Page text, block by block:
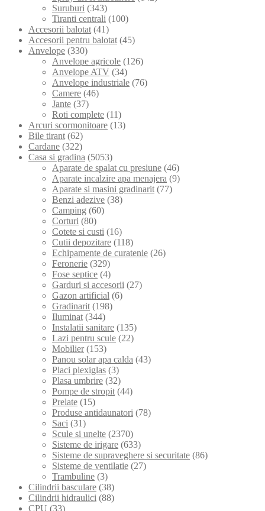
Suruburi (343)
Tiranti centrali (100)
Accesorii balotat (41)
Accesorii pentru balotat (45)
Anvelope (330)
Anvelope agricole (126)
Anvelope ATV (34)
Anvelope industriale (76)
Camere (46)
Jante (37)
Roti complete (11)
Arcuri scormonitoare (13)
Bile tirant (62)
Cardane (322)
Casa si gradina (5053)
Aparate de spalat cu presiune (46)
Aparate incalzire apa menajera (9)
Aparate si masini gradinarit (77)
Benzi adezive (38)
Camping (60)
Corturi (80)
Cotete si custi (16)
Cutii depozitare (118)
Echipamente de curatenie (26)
Feronerie (329)
Fose septice (4)
Garduri si accesorii (27)
Gazon artificial (6)
Gradinarit (198)
Iluminat (344)
Instalatii sanitare (135)
Lazi pentru scule (22)
Mobilier (153)
Panou solar apa calda (43)
Placi plexiglas (3)
Plasa umbrire (32)
Pompe de stropit (44)
Prelate (15)
Produse antidaunatori (78)
Saci (31)
Scule si unelte (2370)
Sisteme de irigare (633)
Sisteme de supraveghere si securitate (86)
Sisteme de ventilatie (27)
Trambuline (3)
Cilindrii basculare (38)
Cilindrii hidraulici (88)
CPU (33)